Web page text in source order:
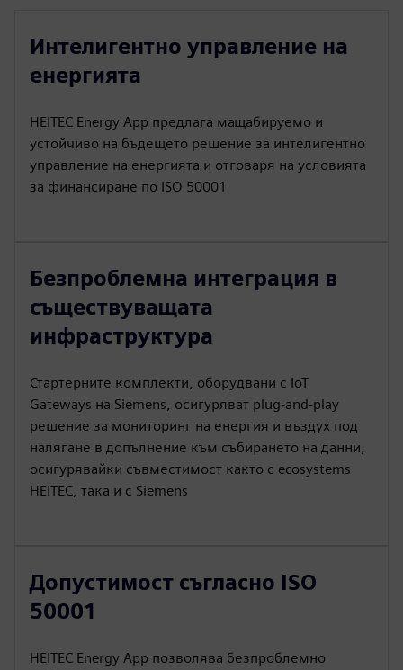
Интелигентно управление на
енергията
HEITEC Energy App предлага мащабируемо и
устойчиво на бъдещето решение за интелигентно
управление на енергията и отговаря на условията
за финансиране по ISO 50001
Безпроблемна интеграция в
съществуващата
инфраструктура
Стартерните комплекти, оборудвани с IoT
Gateways на Siemens, осигуряват plug-and-play
решение за мониторинг на енергия и въздух под
налягане в допълнение към събирането на данни,
осигурявайки съвместимост както с ecosystems
HEITEC, така и с Siemens
Допустимост съгласно ISO
50001
HEITEC Energy App позволява безпроблемно